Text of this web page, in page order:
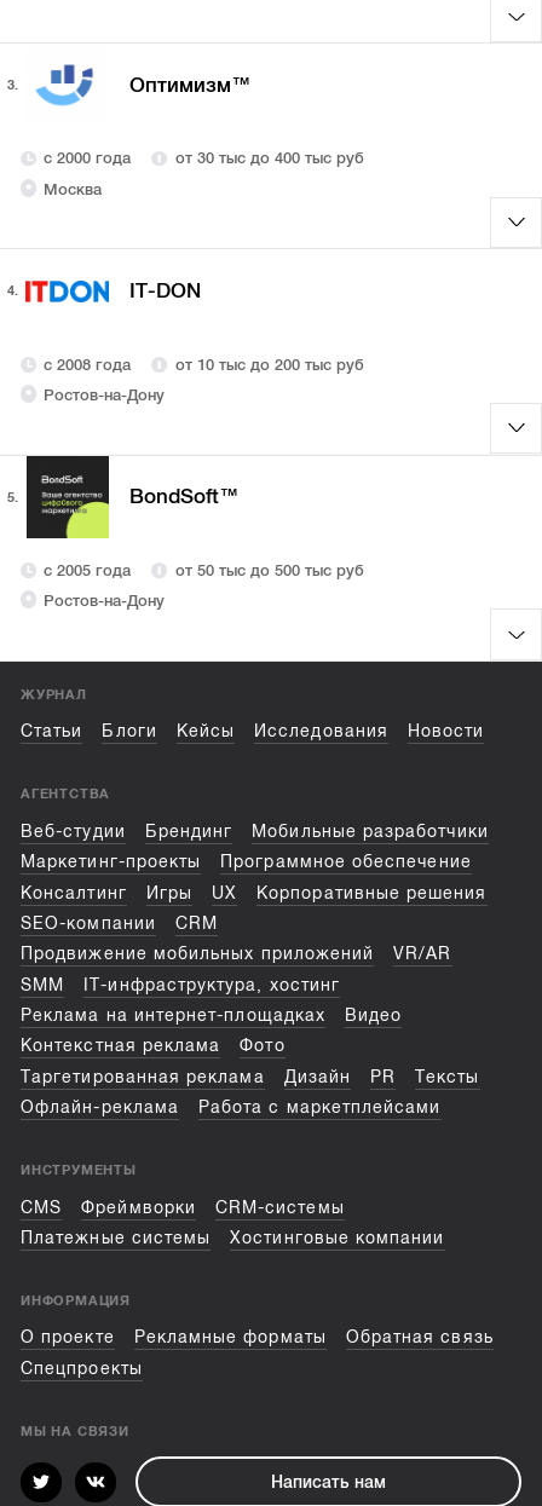
3. Оптимизм™
с 2000 года
от 30 тыс до 400 тыс руб
Москва
4. IT-DON
с 2008 года
от 10 тыс до 200 тыс руб
Ростов-на-Дону
5. BondSoft™
с 2005 года
от 50 тыс до 500 тыс руб
Ростов-на-Дону
ЖУРНАЛ
Статьи Блоги Кейсы Исследования Новости
АГЕНТСТВА
Веб-студии Брендинг
Мобильные разработчики
Маркетинг-проекты
Программное обеспечение
Консалтинг
Игры UX
Корпоративные решения
SEO-компании
CRM
Продвижение мобильных приложений
VR/AR
SMM
IT-инфраструктура, хостинг
Реклама на интернет-площадках
Видео
Контекстная реклама
Фото
Таргетированная реклама
Дизайн PR
Тексты
Офлайн-реклама
Работа с маркетплейсами
ИНСТРУМЕНТЫ
CMS Фреймворки
CRM-системы
Платежные системы
Хостинговые компании
ИНФОРМАЦИЯ
О проекте Рекламные форматы
Обратная связь
Спецпроекты
МЫ НА СВЯЗИ
Написать нам